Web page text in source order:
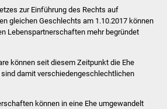
Ukraine-Hilfe
Bauen in Süßen
Wohnimmobilien +
zur Einführung des Rechts auf
gleichen Geschlechts am 1.10.2017 können
Lebenspartnerschaften mehr begründet
können seit diesem Zeitpunkt die Ehe
damit verschiedengeschlechtlichen
können in eine Ehe umgewandelt